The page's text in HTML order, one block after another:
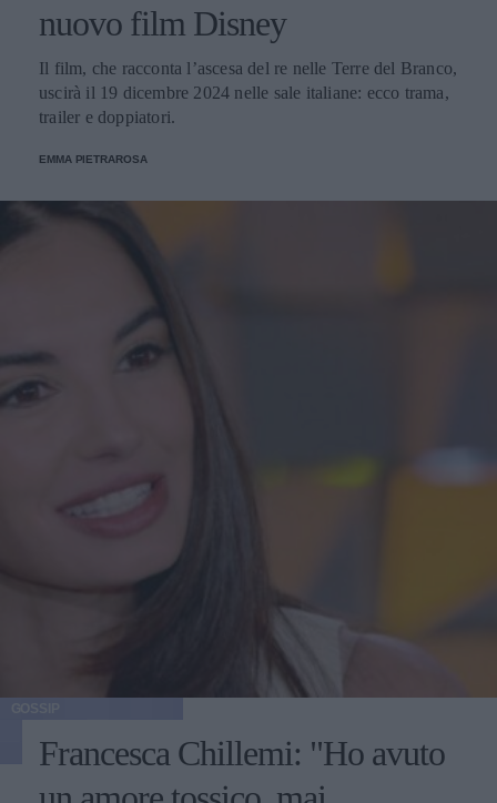
nuovo film Disney
Il film, che racconta l’ascesa del re nelle Terre del Branco,
uscirà il 19 dicembre 2024 nelle sale italiane: ecco trama,
trailer e doppiatori.
EMMA PIETRAROSA
Francesca Chillemi: "Ho avuto